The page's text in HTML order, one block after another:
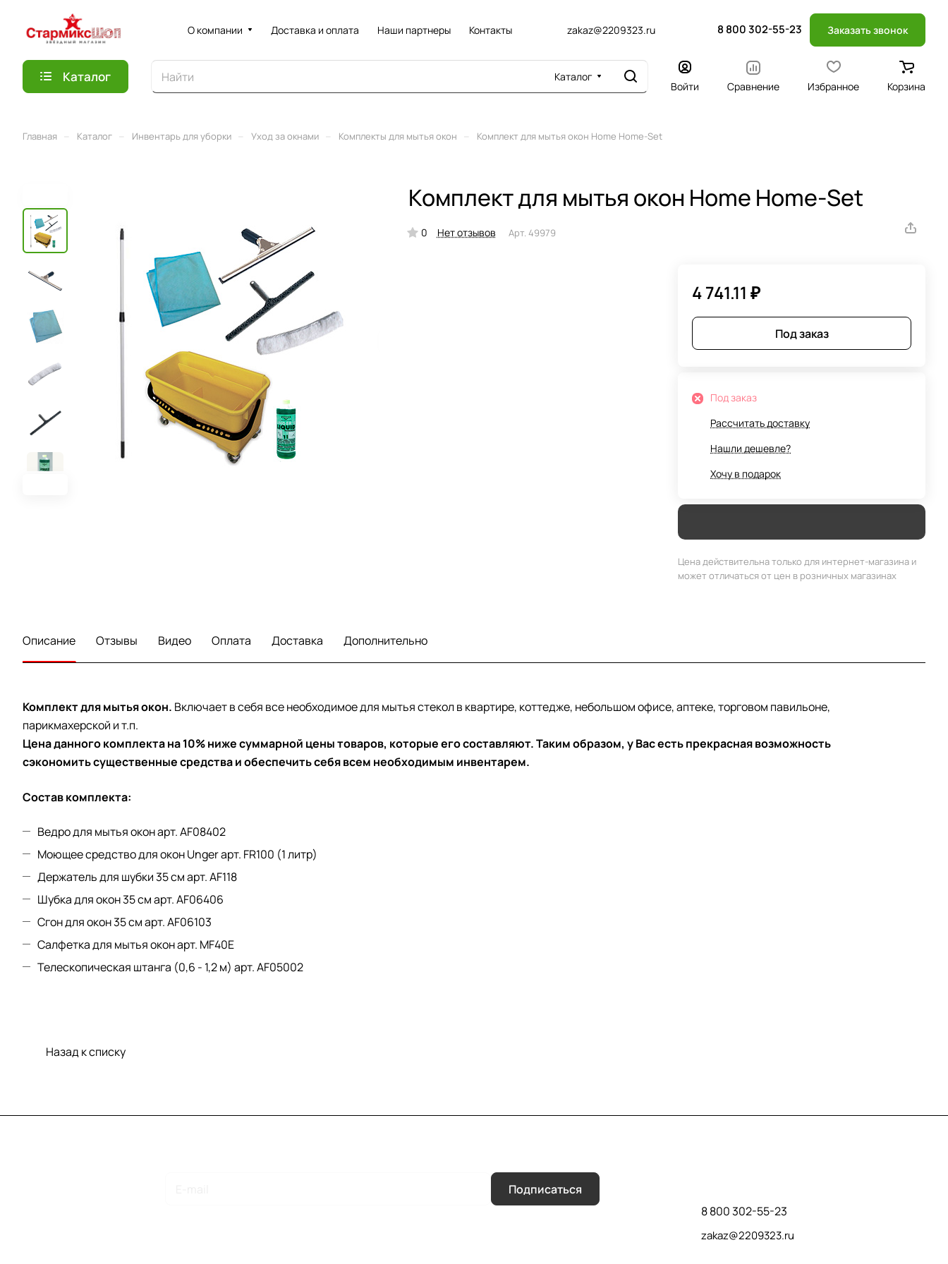
О компании Доставка и оплата Наши партнеры Контакты zakaz@2209323.ru 8 800 302-55-23 Заказать звонок
Каталог Каталог
Войти Сравнение Избранное Корзина
Главная Каталог Инвентарь для уборки Уход за окнами Комплекты для мытья окон Комплект для мытья окон Home Home-Set
Комплект для мытья окон Home Home-Set
0 Нет отзывов Арт. 49979
4 741.11 ₽
Под заказ
Под заказ
Рассчитать доставку
Нашли дешевле?
Хочу в подарок
Цена действительна только для интернет-магазина и
может отличаться от цен в розничных магазинах
Описание Отзывы Видео Оплата Доставка Дополнительно
Комплект для мытья окон. Включает в себя все необходимое для мытья стекол в квартире, коттедже, небольшом офисе, аптеке, торговом павильоне,
парикмахерской и т.п.
Цена данного комплекта на 10% ниже суммарной цены товаров, которые его составляют. Таким образом, у Вас есть прекрасная возможность
сэкономить существенные средства и обеспечить себя всем необходимым инвентарем.
Состав комплекта:
Ведро для мытья окон арт.AF08402
Моющее средство для окон Unger арт. FR100 (1 литр)
Держатель для шубки 35 см арт.АF118
Шубка для окон 35 см арт.АF06406
Сгон для окон 35 см арт.AF06103
Салфетка для мытья окон арт. MF40E
Телескопическая штанга (0,6 - 1,2 м) арт.AF05002
Назад к списку
Подписаться
8 800 302-55-23
zakaz@2209323.ru